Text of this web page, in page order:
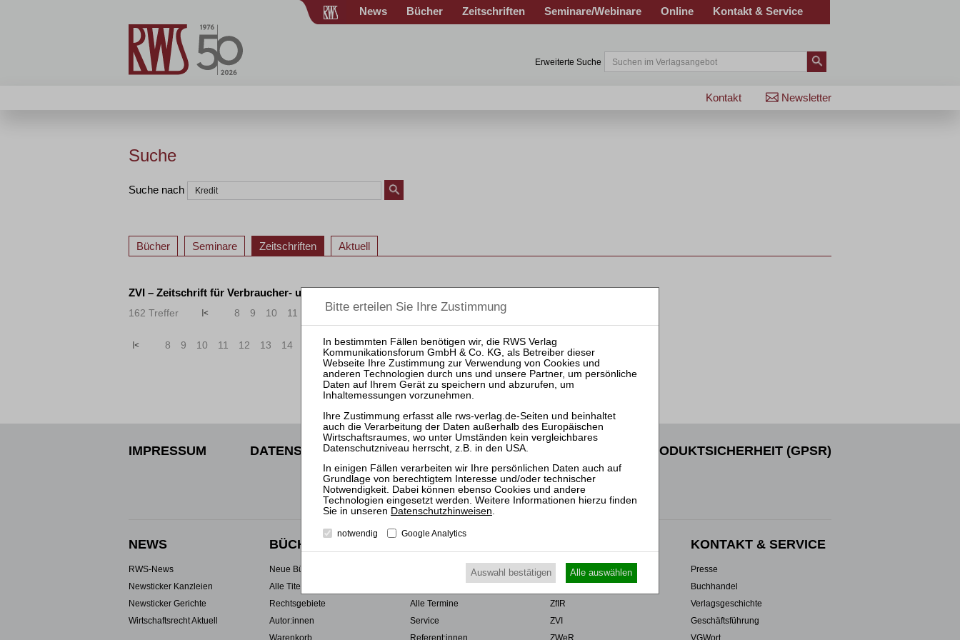
News Bücher Zeitschriften Seminare/Webinare Online Kontakt & Service
Erweiterte Suche
Newsletter
Kontakt
Suche
Suche nach
Bücher Seminare Zeitschriften Aktuell
ZVI – Zeitschrift für Verbraucher- und Privat-Insolvenzrecht
162 Treffer « 8 9 10 11 13 14 15 16 17
« 8 9 10 11 12 13 14 16 17
IMPRESSUM DATENSCHUTZ NUTZUNGSBESTIMMUNGEN/AGB PRODUKTSICHERHEIT (GPSR)
VERTRAG WIDERRUFEN
NEWS
RWS-News
Newsticker Kanzleien
Newsticker Gerichte
Wirtschaftsrecht Aktuell
BÜCHER
Neue Bücher
Alle Titel
Rechtsgebiete
Autor:innen
Warenkorb
Alle Termine
Service
Referent:innen
ZRI
ZfIR
ZVI
ZWeR
KONTAKT & SERVICE
Presse
Buchhandel
Verlagsgeschichte
Geschäftsführung
VGWort
Datenschutzhinweisen.
notwendig Google Analytics
Auswahl bestätigen Alle auswählen